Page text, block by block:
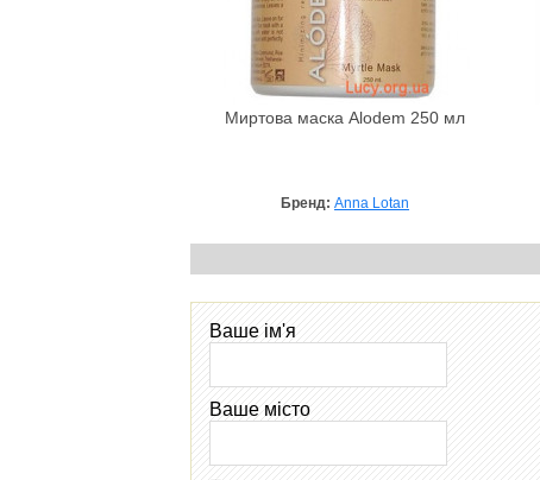
Миртова маска Alodem 250 мл
Бренд: Anna Lotan
Ваше ім'я
Ваше місто